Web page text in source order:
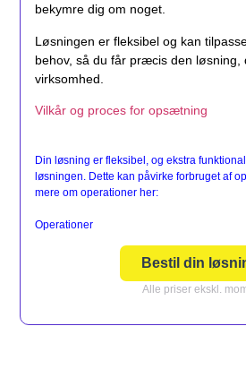
bekymre dig om noget.
Løsningen er fleksibel og kan
behov, så du får præcis den løsning,
virksomhed.
Vilkår og proces for opsætning
Din løsning er fleksibel, og ekstra
løsningen. Dette kan påvirke forbruget af
mere om operationer her:
Operationer
Bestil din
Alle priser ekskl.